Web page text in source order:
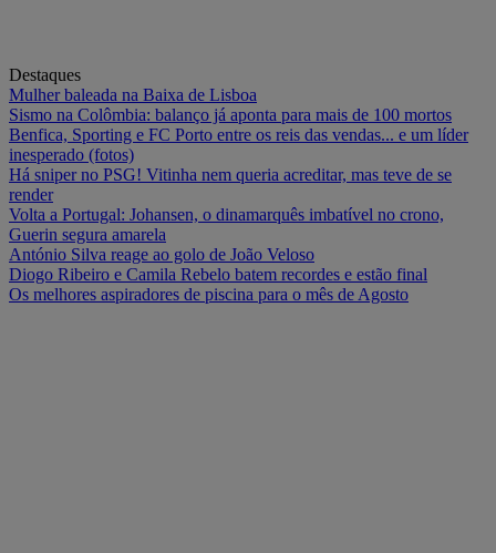
Destaques
Mulher baleada na Baixa de Lisboa
Sismo na Colômbia: balanço já aponta para mais de 100 mortos
Benfica, Sporting e FC Porto entre os reis das vendas... e um líder
inesperado (fotos)
Há sniper no PSG! Vitinha nem queria acreditar, mas teve de se
render
Volta a Portugal: Johansen, o dinamarquês imbatível no crono,
Guerin segura amarela
António Silva reage ao golo de João Veloso
Diogo Ribeiro e Camila Rebelo batem recordes e estão final
Os melhores aspiradores de piscina para o mês de Agosto